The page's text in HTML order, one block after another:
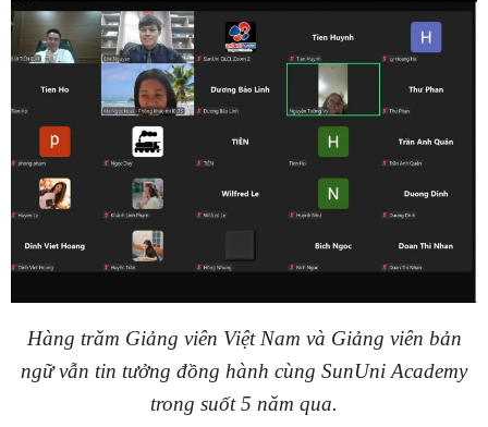
Hàng trăm Giảng viên Việt Nam và Giảng viên bản
ngữ vẫn tin tưởng đồng hành cùng SunUni Academy
trong suốt 5 năm qua.